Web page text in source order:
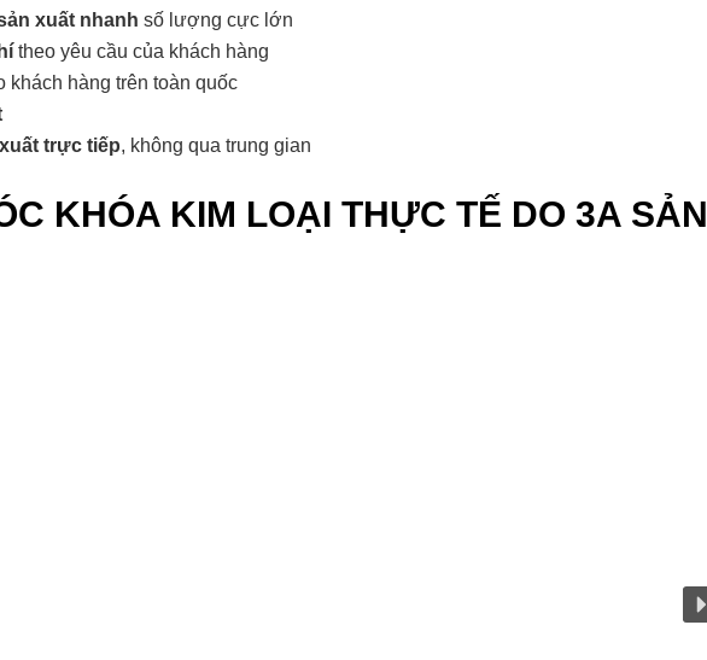
xuất nhanh số lượng cực lớn
theo yêu cầu của khách hàng
khách hàng trên toàn quốc
trực tiếp, không qua trung gian
KHÓA KIM LOẠI THỰC TẾ DO 3A SẢN